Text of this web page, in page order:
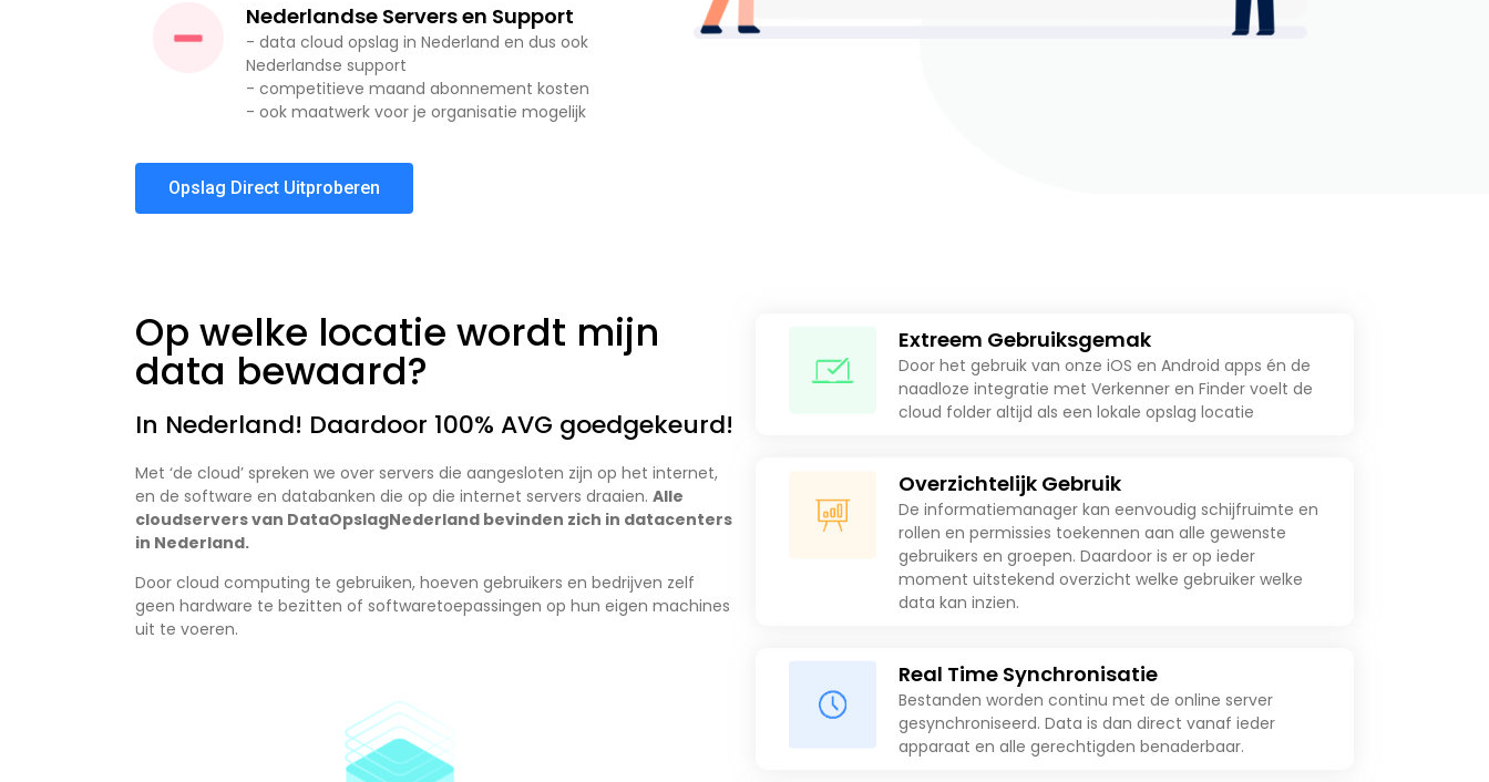
Nederlandse Servers en Support
- data cloud opslag in Nederland en dus ook
Nederlandse support
- competitieve maand abonnement kosten
- ook maatwerk voor je organisatie mogelijk
Opslag Direct Uitproberen
Op welke locatie wordt mijn
data bewaard?
In Nederland! Daardoor 100% AVG goedgekeurd!
Met ‘de cloud’ spreken we over servers die aangesloten zijn op het internet,
en de software en databanken die op die internet servers draaien. Alle
cloudservers van DataOpslagNederland bevinden zich in datacenters
in Nederland.
Door cloud computing te gebruiken, hoeven gebruikers en bedrijven zelf
geen hardware te bezitten of softwaretoepassingen op hun eigen machines
uit te voeren.
Extreem Gebruiksgemak
Door het gebruik van onze iOS en Android apps én de
naadloze integratie met Verkenner en Finder voelt de
cloud folder altijd als een lokale opslag locatie
Overzichtelijk Gebruik
De informatiemanager kan eenvoudig schijfruimte en
rollen en permissies toekennen aan alle gewenste
gebruikers en groepen. Daardoor is er op ieder
moment uitstekend overzicht welke gebruiker welke
data kan inzien.
Real Time Synchronisatie
Bestanden worden continu met de online server
gesynchroniseerd. Data is dan direct vanaf ieder
apparaat en alle gerechtigden benaderbaar.